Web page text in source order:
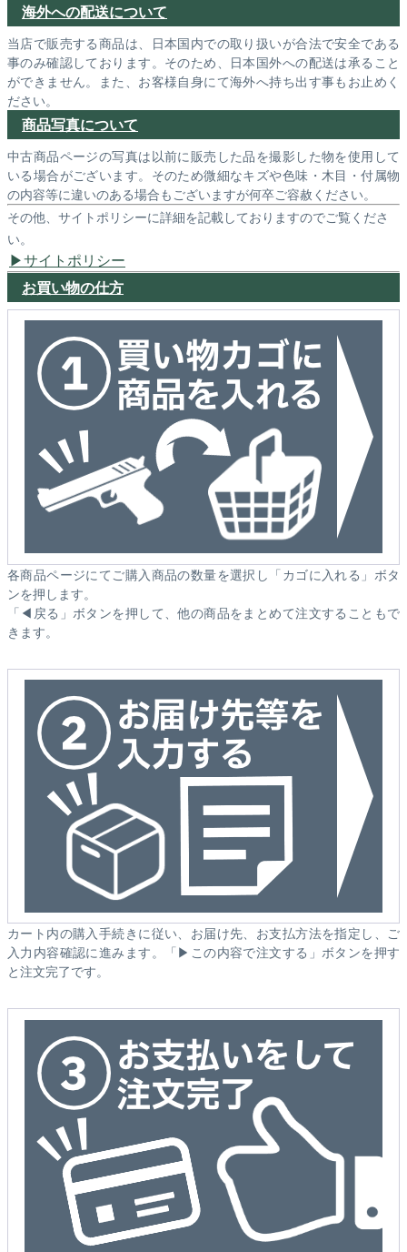
海外への配送について
当店で販売する商品は、日本国内での取り扱いが合法で安全である
事のみ確認しております。そのため、日本国外への配送は承ること
ができません。また、お客様自身にて海外へ持ち出す事もお止めく
ださい。
商品写真について
中古商品ページの写真は以前に販売した品を撮影した物を使用して
いる場合がございます。そのため微細なキズや色味・木目・付属物
の内容等に違いのある場合もございますが何卒ご容赦ください。
その他、サイトポリシーに詳細を記載しておりますのでご覧くださ
い。
サイトポリシー
お買い物の仕方
各商品ページにてご購入商品の数量を選択し「カゴに入れる」ボタ
ンを押します。
「◀戻る」ボタンを押して、他の商品をまとめて注文することもで
きます。
カート内の購入手続きに従い、お届け先、お支払方法を指定し、ご
入力内容確認に進みます。「▶この内容で注文する」ボタンを押す
と注文完了です。